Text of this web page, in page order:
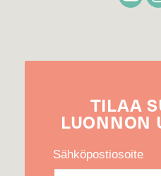
TILAA
LUONNON
Sähköpostiosoite